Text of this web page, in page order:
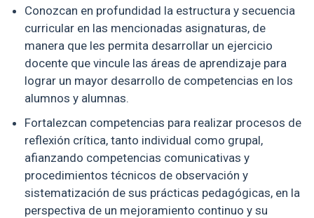
Conozcan en profundidad la estructura y secuencia
curricular en las mencionadas asignaturas, de
manera que les permita desarrollar un ejercicio
docente que vincule las áreas de aprendizaje para
lograr un mayor desarrollo de competencias en los
alumnos y alumnas.
Fortalezcan competencias para realizar procesos de
reflexión crítica, tanto individual como grupal,
afianzando competencias comunicativas y
procedimientos técnicos de observación y
sistematización de sus prácticas pedagógicas, en la
perspectiva de un mejoramiento continuo y su